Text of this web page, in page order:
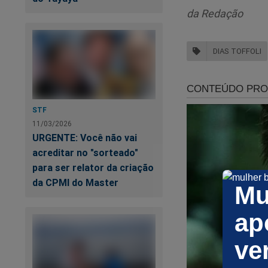
STF
11/03/2026
URGENTE: Você não vai
acreditar no "sorteado"
para ser relator da criação
da CPMI do Master
Posteriormente, a
feira (11/3)
processos
da Redação
DIAS TOFFOLI